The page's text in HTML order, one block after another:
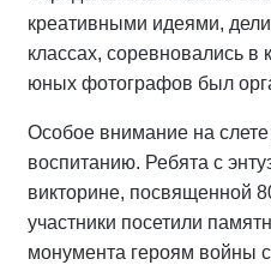
креативными идеями,
классах, соревновались в
юных фотографов был
Особое внимание на
воспитанию. Ребята с
викторине, посвященной
участники посетили
монумента героям войны